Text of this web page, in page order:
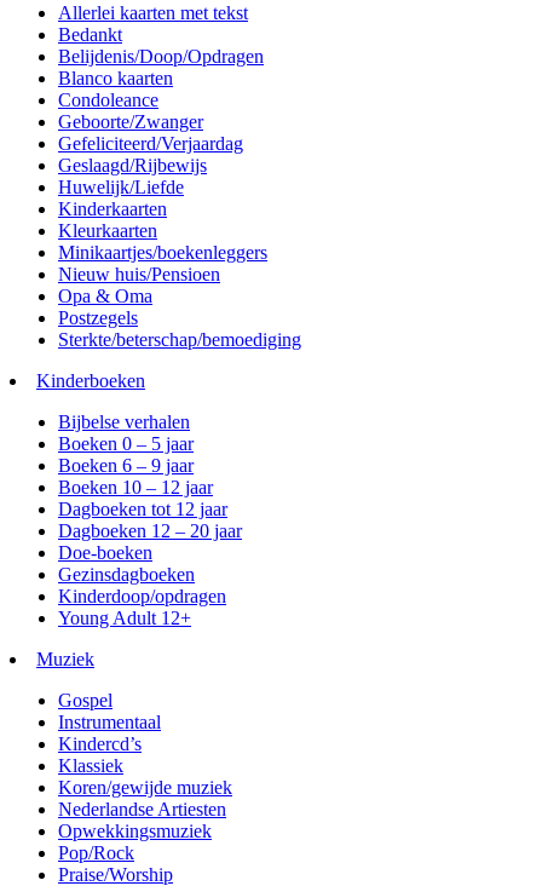
Allerlei kaarten met tekst
Bedankt
Belijdenis/Doop/Opdragen
Blanco kaarten
Condoleance
Geboorte/Zwanger
Gefeliciteerd/Verjaardag
Geslaagd/Rijbewijs
Huwelijk/Liefde
Kinderkaarten
Kleurkaarten
Minikaartjes/boekenleggers
Nieuw huis/Pensioen
Opa & Oma
Postzegels
Sterkte/beterschap/bemoediging
Kinderboeken
Bijbelse verhalen
Boeken 0 – 5 jaar
Boeken 6 – 9 jaar
Boeken 10 – 12 jaar
Dagboeken tot 12 jaar
Dagboeken 12 – 20 jaar
Doe-boeken
Gezinsdagboeken
Kinderdoop/opdragen
Young Adult 12+
Muziek
Gospel
Instrumentaal
Kindercd’s
Klassiek
Koren/gewijde muziek
Nederlandse Artiesten
Opwekkingsmuziek
Pop/Rock
Praise/Worship